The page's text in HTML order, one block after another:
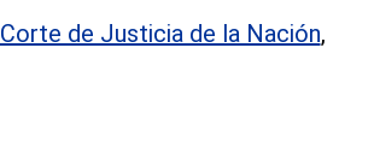
de Justicia de la Nación,